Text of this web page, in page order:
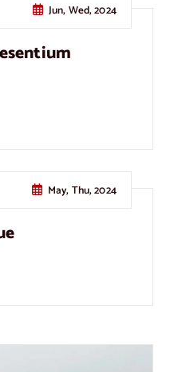
Jun, Wed, 2024
May, Thu, 2024